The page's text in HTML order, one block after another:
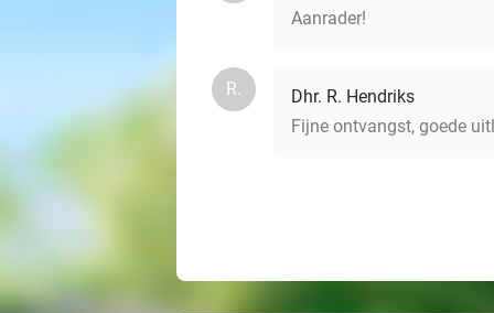
Aanrader!
R.
Dhr. R. Hendriks
Fijne ontvangst, goede